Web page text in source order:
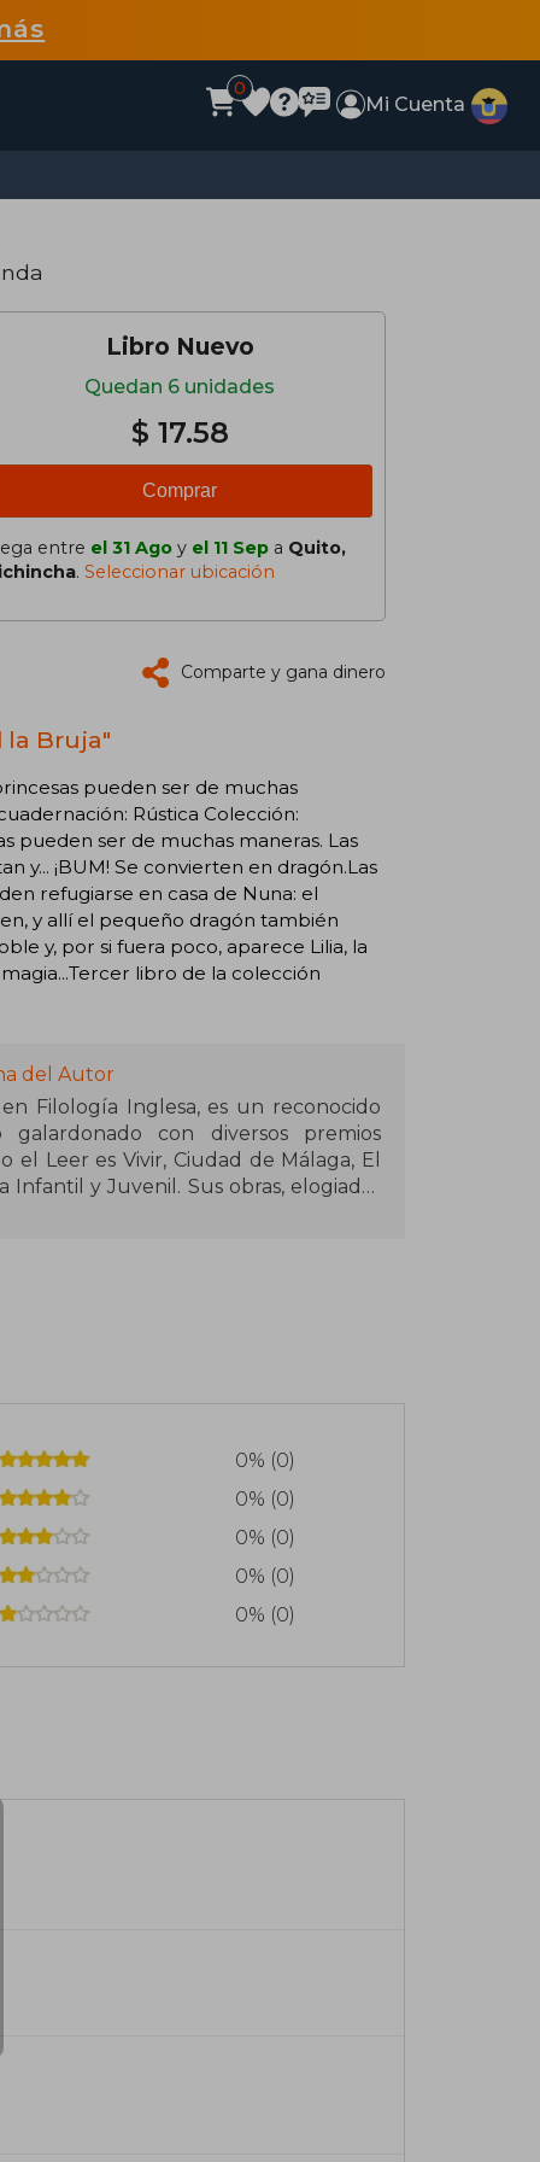
0
Mi Cuenta
Libro Nuevo
Quedan 6 unidades
$ 17.58
Comprar
entre el 31 Ago y el 11 Sep a Quito,
. Seleccionar ubicación
Comparte y gana dinero
la Bruja"
pueden ser de muchas
Rústica Colección:
pueden ser de muchas maneras. Las
y... ¡BUM! Se convierten en dragón.Las
refugiarse en casa de Nuna: el
y allí el pequeño dragón también
y, por si fuera poco, aparece Lilia, la
libro de la colección
del Autor
Filología Inglesa, es un reconocido
con diversos premios
el Leer es Vivir, Ciudad de Málaga, El
y Juvenil. Sus obras, elogiadas
recrear el lado fantástico de la vida
0% (0)
0% (0)
0% (0)
0% (0)
0% (0)